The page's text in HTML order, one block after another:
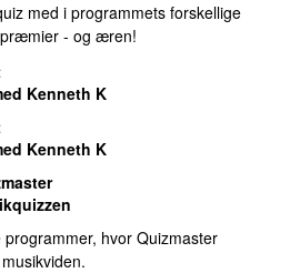
med i programmets forskellige
- og æren!
Kenneth K
Kenneth K
hvor Quizmaster